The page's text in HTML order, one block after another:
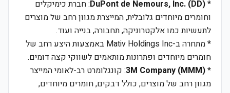
*
DuPont de Nemours, Inc. (DD): חברת כימיקלים
וחומרים מיוחדים גלובלית, המייצרת מגוון רחב של מוצרים
לתעשיות כמו אלקטרוניקה, תחבורה, בנייה ועוד.
* מתחרה ב-Mativ Holdings Inc באמצעות היצע רחב של
חומרים מיוחדים ופתרונות מותאמים לשווקי קצה דומים.
*
3M Company (MMM): קונגלומרט רב-לאומי המייצר
מגוון רחב של מוצרים, כולל דבקים, חומרים מיוחדים,